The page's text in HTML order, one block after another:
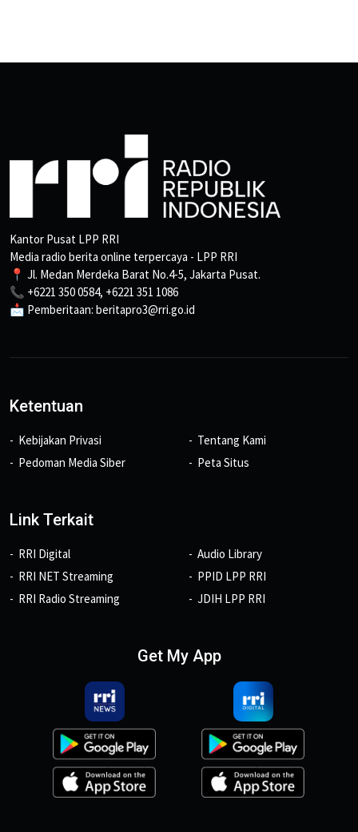
Kantor Pusat LPP RRI
Media radio berita online terpercaya - LPP RRI
📍 Jl. Medan Merdeka Barat No.4-5, Jakarta Pusat.
📞 +6221 350 0584, +6221 351 1086
📩 Pemberitaan: beritapro3@rri.go.id
Ketentuan
Kebijakan Privasi
Pedoman Media Siber
Tentang Kami
Peta Situs
Link Terkait
RRI Digital
RRI NET Streaming
RRI Radio Streaming
Audio Library
PPID LPP RRI
JDIH LPP RRI
Get My App